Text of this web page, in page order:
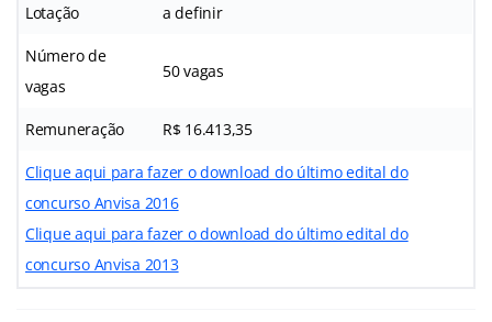
Lotação a definir
Número de
vagas
50 vagas
Remuneração R$ 16.413,35
Clique aqui para fazer o download do último edital do
concurso Anvisa 2016
Clique aqui para fazer o download do último edital do
concurso Anvisa 2013